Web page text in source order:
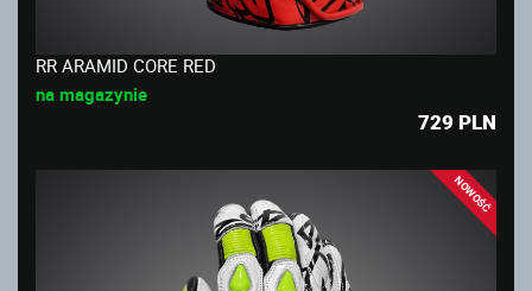
RR ARAMID CORE RED
na magazynie
729 PLN
NOWOŚĆ